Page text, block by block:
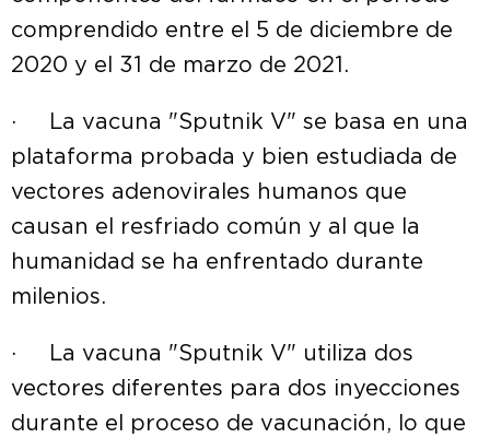
comprendido entre el 5 de diciembre de
2020 y el 31 de marzo de 2021.
· La vacuna "Sputnik V" se basa en una
plataforma probada y bien estudiada de
vectores adenovirales humanos que
causan el resfriado común y al que la
humanidad se ha enfrentado durante
milenios.
· La vacuna "Sputnik V" utiliza dos
vectores diferentes para dos inyecciones
durante el proceso de vacunación, lo que